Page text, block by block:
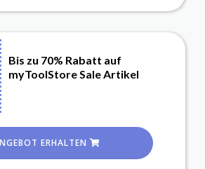
Bis zu 70% Rabatt auf
myToolStore Sale Artikel
ERHALTEN